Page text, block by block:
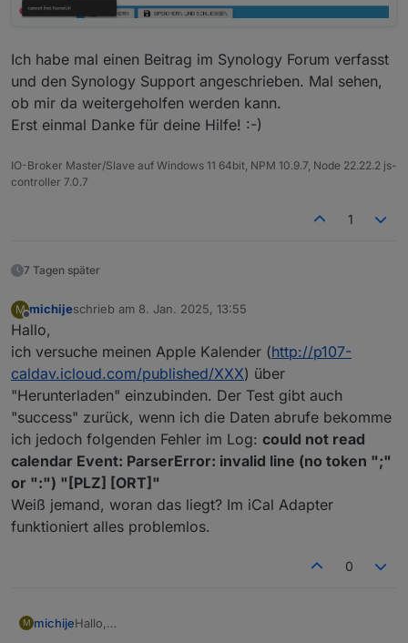
Ich habe mal einen Beitrag im Synology Forum verfasst
und den Synology Support angeschrieben. Mal sehen,
ob mir da weitergeholfen werden kann.
Erst einmal Danke für deine Hilfe! :-)
IO-Broker Master/Slave auf Windows 11 64bit, NPM 10.9.7, Node 22.22.2 js-
controller 7.0.7
1
7 Tagen später
M
Offline
michijeschrieb am 8. Jan. 2025, 13:55
zuletzt editiert von
Hallo,
ich versuche meinen Apple Kalender (http://p107-
caldav.icloud.com/published/XXX) über
"Herunterladen" einzubinden. Der Test gibt auch
"success" zurück, wenn ich die Daten abrufe bekomme
ich jedoch folgenden Fehler im Log: could not read
calendar Event: ParserError: invalid line (no token ";"
or ":") "[PLZ] [ORT]"
Weiß jemand, woran das liegt? Im iCal Adapter
funktioniert alles problemlos.
0
M michijeHallo,